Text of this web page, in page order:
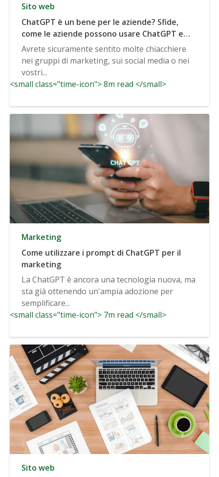
Sito web
ChatGPT è un bene per le aziende? Sfide,
come le aziende possono usare ChatGPT e
altro ancora
Avrete sicuramente sentito molte chiacchiere
nei gruppi di marketing, sui social media o nei
vostri...
<small class="time-icon"> 8m read </small>
Marketing
Come utilizzare i prompt di ChatGPT per il
marketing
La ChatGPT è ancora una tecnologia nuova, ma
sta già ottenendo un'ampia adozione per
semplificare...
<small class="time-icon"> 7m read </small>
Sito web